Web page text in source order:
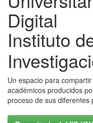
Digital
Instituto
Un espacio para
académicos producidos
proceso de sus diferentes